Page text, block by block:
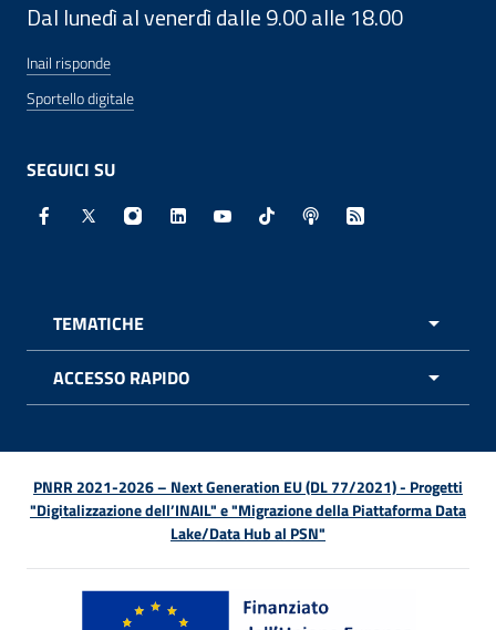
Dal lunedì al venerdì dalle 9.00 alle 18.00
Inail risponde
Sportello digitale
SEGUICI SU
Facebook - Sito esterno - Apertura in nuova finestra
X - Sito esterno - Apertura in nuova finestra
Instagram - Sito esterno - Apertura in
Linkedin - Sito esterno - Apertura in
Youtube - Sito esterno -
TikTok - Sito esterno -
Spreaker - Sito
Feed RSS -
TEMATICHE
ACCESSO RAPIDO
PNRR 2021-2026 – Next Generation EU (DL 77/2021) - Progetti
"Digitalizzazione dell’INAIL" e "Migrazione della Piattaforma Data
Lake/Data Hub al PSN"